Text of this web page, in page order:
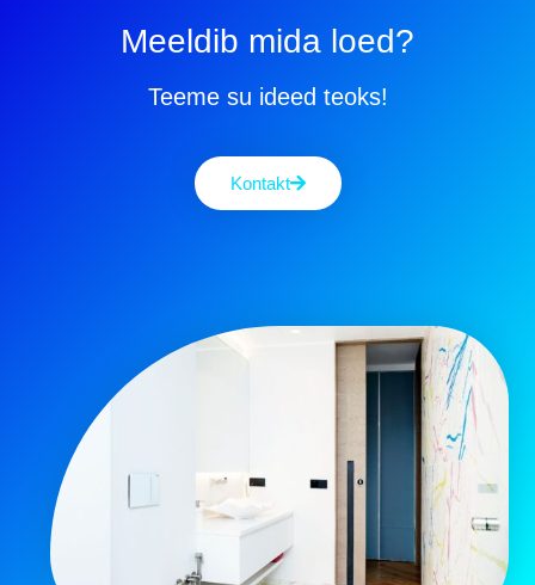
Meeldib mida loed?
Teeme su ideed teoks!
Kontakt